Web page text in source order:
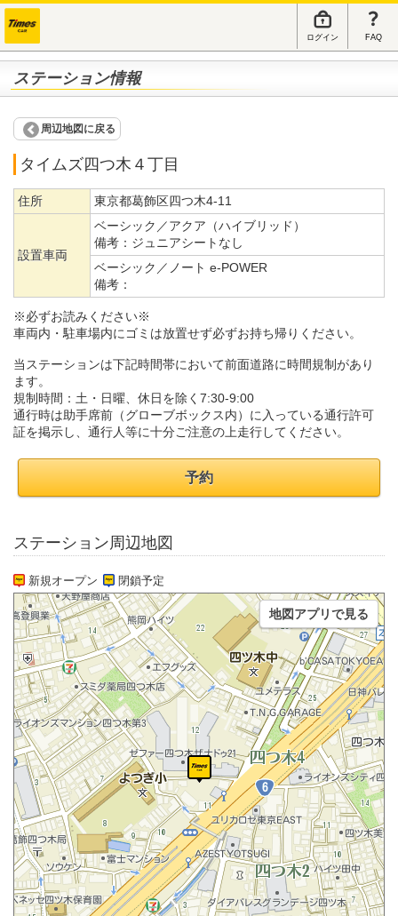
ログイン FAQ
ステーション情報
周辺地図に戻る
タイムズ四つ木４丁目
住所 東京都葛飾区四つ木4-11
設置車両
ベーシック／アクア（ハイブリッド）
備考： ジュニアシートなし
ベーシック／ノート e-POWER
備考：
※必ずお読みください※
車両内・駐車場内にゴミは放置せず必ずお持ち帰りください。
当ステーションは下記時間帯において前面道路に時間規制があり
ます。
規制時間：土・日曜、休日を除く7:30-9:00
通行時は助手席前（グローブボックス内）に入っている通行許可
証を掲示し、通行人等に十分ご注意の上走行してください。
予約
ステーション周辺地図
新規オープン 閉鎖予定
地図アプリで見る